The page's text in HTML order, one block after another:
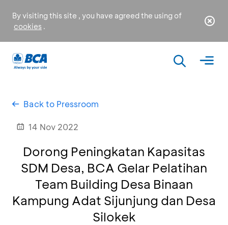
By visiting this site , you have agreed the using of
cookies .
Back to Pressroom
14 Nov 2022
Dorong Peningkatan Kapasitas
SDM Desa, BCA Gelar Pelatihan
Team Building Desa Binaan
Kampung Adat Sijunjung dan Desa
Silokek